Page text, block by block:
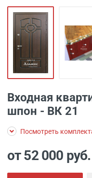
Входная
шпон - ВК 21
Посмотреть
от 52 000 руб.